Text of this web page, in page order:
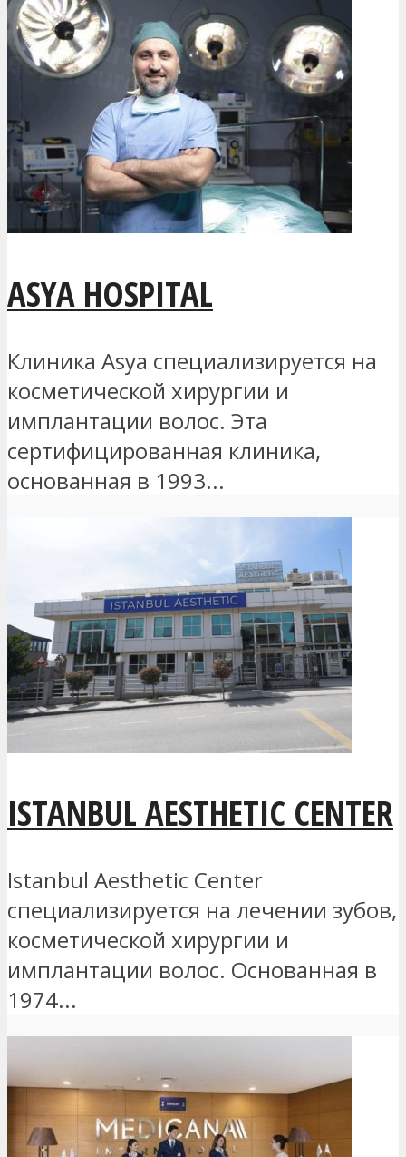
ASYA HOSPITAL
Клиника Asya специализируется на
косметической хирургии и
имплантации волос. Эта
сертифицированная клиника,
основанная в 1993...
ISTANBUL AESTHETIC CENTER
Istanbul Aesthetic Center
специализируется на лечении зубов,
косметической хирургии и
имплантации волос. Основанная в
1974...